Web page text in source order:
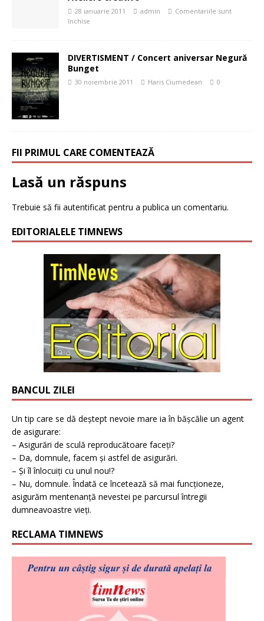
28 ianuarie 2011 admin
Comentariile sunt
închise
DIVERTISMENT / Concert aniversar Negură
Bunget
30 noiembrie 2011 Haris Ciumedean 0
FII PRIMUL CARE COMENTEAZĂ
Lasă un răspuns
Trebuie să fii autentificat pentru a publica un comentariu.
EDITORIALELE TIMNEWS
BANCUL ZILEI
Un tip care se dă deștept nevoie mare ia în bășcălie un agent
de asigurare:
– Asigurări de sculă reproducătoare faceți?
– Da, domnule, facem și astfel de asigurări.
– Și îl înlocuiți cu unul nou!?
– Nu, domnule. Îndată ce încetează să mai funcționeze,
asigurăm mentenanță nevestei pe parcursul întregii
dumneavoastre vieți.
RECLAMA TIMNEWS